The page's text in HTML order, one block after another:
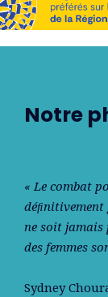
Notre
« Le combat
déﬁnitivement
ne soit jamais
des femmes
Sydney